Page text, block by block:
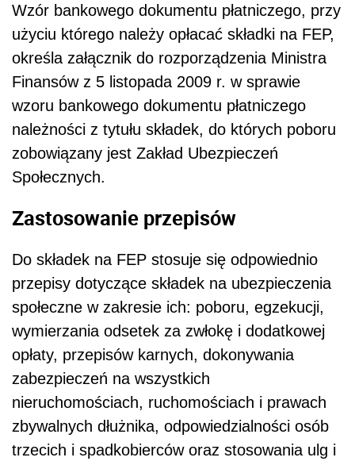
Wzór bankowego dokumentu płatniczego, przy
użyciu którego należy opłacać składki na FEP,
określa załącznik do rozporządzenia Ministra
Finansów z 5 listopada 2009 r. w sprawie
wzoru bankowego dokumentu płatniczego
należności z tytułu składek, do których poboru
zobowiązany jest Zakład Ubezpieczeń
Społecznych.
Zastosowanie przepisów
Do składek na FEP stosuje się odpowiednio
przepisy dotyczące składek na ubezpieczenia
społeczne w zakresie ich: poboru, egzekucji,
wymierzania odsetek za zwłokę i dodatkowej
opłaty, przepisów karnych, dokonywania
zabezpieczeń na wszystkich
nieruchomościach, ruchomościach i prawach
zbywalnych dłużnika, odpowiedzialności osób
trzecich i spadkobierców oraz stosowania ulg i